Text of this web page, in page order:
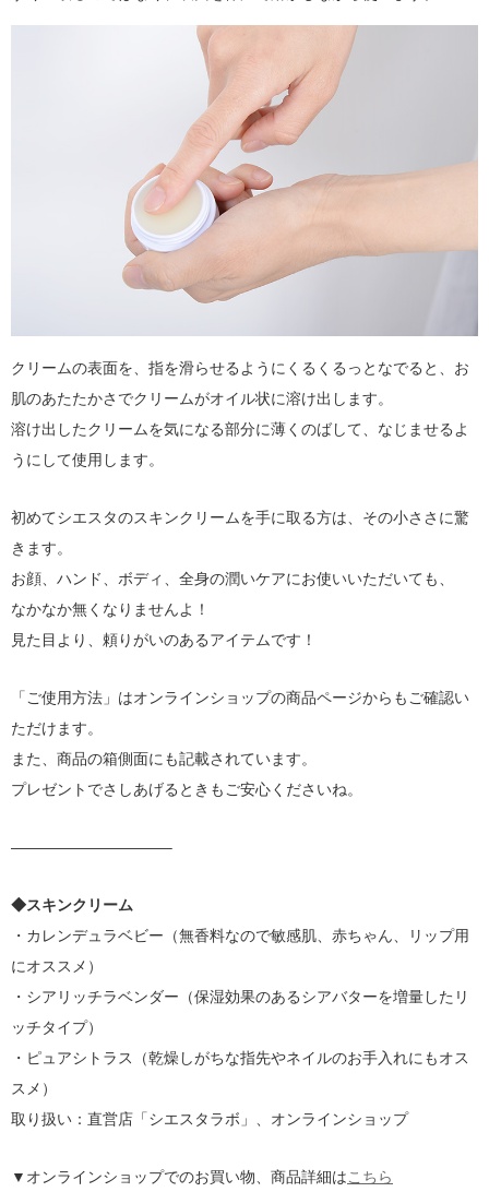
クリームの表面を、指を滑らせるようにくるくるっとなでると、お
肌のあたたかさでクリームがオイル状に溶け出します。
溶け出したクリームを気になる部分に薄くのばして、なじませるよ
うにして使用します。
初めてシエスタのスキンクリームを手に取る方は、その小ささに驚
きます。
お顔、ハンド、ボディ、全身の潤いケアにお使いいただいても、
なかなか無くなりませんよ！
見た目より、頼りがいのあるアイテムです！
「ご使用方法」はオンラインショップの商品ページからもご確認い
ただけます。
また、商品の箱側面にも記載されています。
プレゼントでさしあげるときもご安心くださいね。
——————————–
◆スキンクリーム
・カレンデュラベビー（無香料なので敏感肌、赤ちゃん、リップ用
にオススメ）
・シアリッチラベンダー（保湿効果のあるシアバターを増量したリ
ッチタイプ）
・ピュアシトラス（乾燥しがちな指先やネイルのお手入れにもオス
スメ）
取り扱い：直営店「シエスタラボ」、オンラインショップ
▼オンラインショップでのお買い物、商品詳細はこちら